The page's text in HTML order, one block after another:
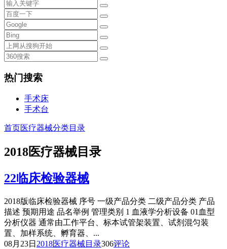
热门搜索
手术床
手术台
首页医疗器械分类目录
2018医疗器械目录
22临床检验器械
2018版临床检验器械 序号 一级产品分类 二级产品分类 产品
描述 预期用途 品名举例 管理类别 1 血液学分析设备 01血型
分析仪器 通常由工作平台、标本试管架装置、试剂混匀装
置、加样系统、孵育器、...
08月23日 2018医疗器械目录306评论